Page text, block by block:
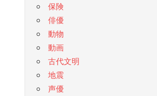
保険
俳優
動物
動画
古代文明
地震
声優